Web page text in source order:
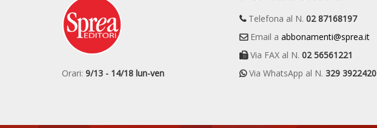
Orari: 9/13 - 14/18 lun-ven
Telefona al N. 02 87168197
Email a abbonamenti@sprea.it
Via FAX al N. 02 56561221
Via WhatsApp al N. 329 3922420